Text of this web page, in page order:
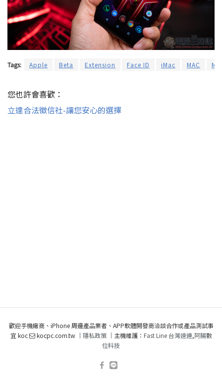
Tags: Apple Beta Extension Face ID iMac MAC
您也許會喜歡：
立達合法徵信社-讓您安心的選擇
歡迎手機廠商、iPhone 周邊產品業者、APP軟體開發商洽談合作或產品測試事
宜 koc
kocpc.com.tw ｜ 隱私政策｜主機維護： Fast Line 台灣速連,阿腸數
位科技